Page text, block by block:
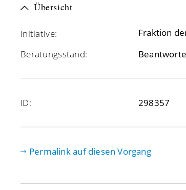
Übersicht
Initiative:
Fraktion
Beratungsstand:
ID: 298357
Permalink auf diesen Vorgang